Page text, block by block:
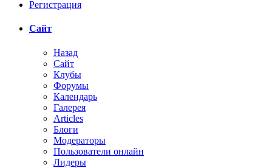
Регистрация
Сайт
Назад
Сайт
Клубы
Форумы
Календарь
Галерея
Articles
Блоги
Модераторы
Пользователи онлайн
Лидеры